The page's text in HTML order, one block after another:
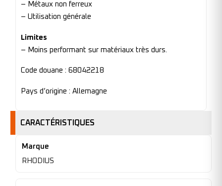
– Métaux non ferreux
– Utilisation générale
Limites
– Moins performant sur matériaux très durs.
Code douane : 68042218
Pays d’origine : Allemagne
CARACTÉRISTIQUES
Marque
RHODIUS